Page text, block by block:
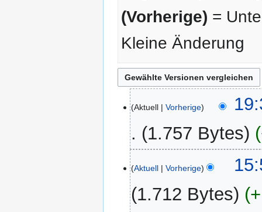
(Vorherige) =
Kleine Änderung
Februar
2026
Aktuell Vorherige
1.757 Bytes
Mai
2023
Aktuell Vorherige
1.712 Bytes